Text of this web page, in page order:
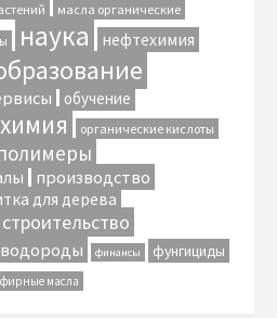
масла органические
наука нефтехимия
обучение
органические кислоты
производство
для дерева
строительство
финансы фунгициды
масла